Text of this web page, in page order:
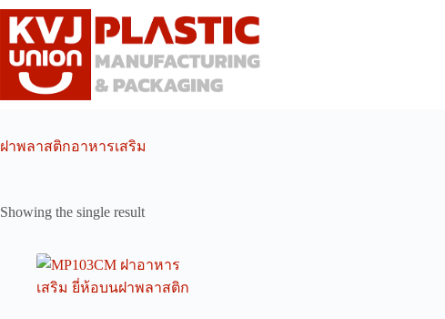
Skip
content
ฝาพลาสติกอาหารเสริม
Showing the single result